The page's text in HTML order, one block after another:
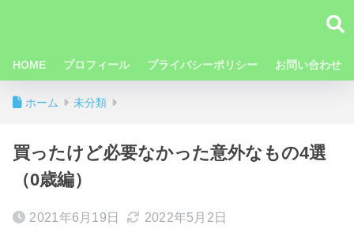
HOME プロフィール プライバシーポリシー お問い合わせ
ホーム 未分類
買ったけど必要なかった意外なもの4選
（0歳編）
2021年6月19日 2022年5月2日